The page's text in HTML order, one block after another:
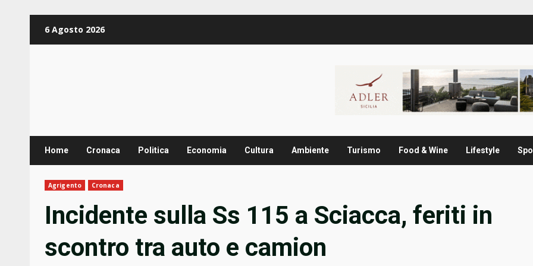
Inhalt6 Agosto 2026
Home Cronaca Politica Economia Cultura Ambiente Turismo Food & Wine Lifestyle
Agrigento Cronaca
Incidente sulla Ss 115 a Sciacca, feriti in
scontro tra auto e camion